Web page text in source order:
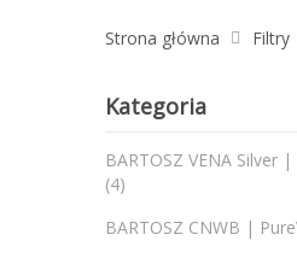
Strona główna Filtry
Kategoria
BARTOSZ VENA Silver
4produkty
BARTOSZ CNWB |